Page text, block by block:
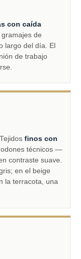
con caída
de
largo del día. El
de trabajo
finos con
técnicos —
contraste suave.
en el beige
la terracota, una